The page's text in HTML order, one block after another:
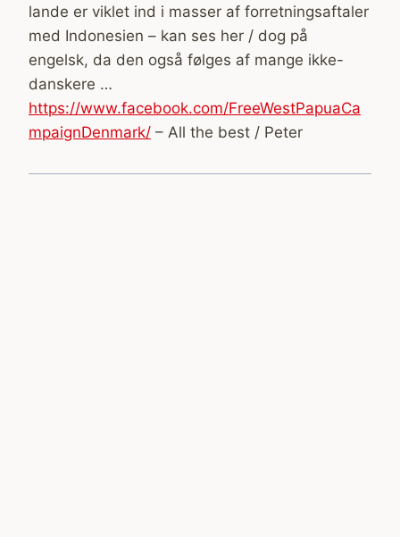
lande er viklet ind i masser af forretningsaftaler
med Indonesien – kan ses her / dog på
engelsk, da den også følges af mange ikke-
danskere …
https://www.facebook.com/FreeWestPapuaCa
mpaignDenmark/ – All the best / Peter